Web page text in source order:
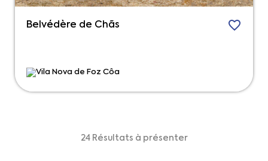
Belvédère de Chãs
Vila Nova de Foz Côa
24 Résultats à présenter